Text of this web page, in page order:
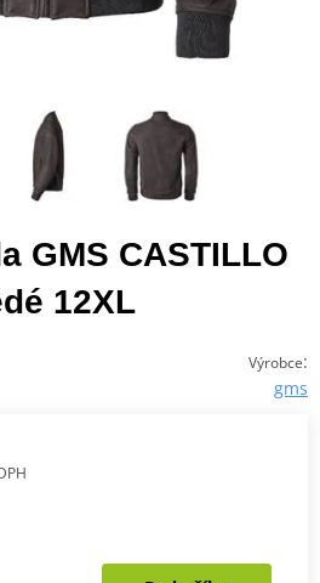
GMS CASTILLO
12XL
Výrobce:
gms